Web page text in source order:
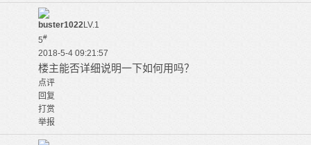
buster1022LV.1
5#
2018-5-4 09:21:57
楼主能否详细说明一下如何用吗？
点评
回复
打赏
举报